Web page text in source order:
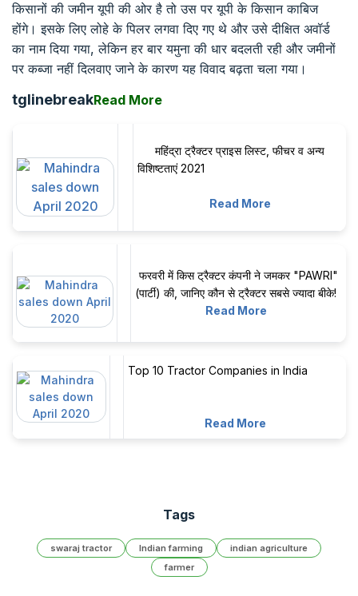
किसानों की जमीन यूपी की ओर है तो उस पर यूपी के किसान काबिज
होंगे। इसके लिए लोहे के पिलर लगवा दिए गए थे और उसे दीक्षित अवॉर्ड
का नाम दिया गया, लेकिन हर बार यमुना की धार बदलती रही और जमीनों
पर कब्जा नहीं दिलवाए जाने के कारण यह विवाद बढ़ता चला गया।
tglinebreakRead More
महिंद्रा ट्रैक्टर प्राइस लिस्ट, फीचर व अन्य
विशिष्टताएं 2021
Read More
फरवरी में किस ट्रैक्टर कंपनी ने जमकर "PAWRI"
(पार्टी) की, जानिए कौन से ट्रैक्टर सबसे ज्यादा बीके!
Read More
Top 10 Tractor Companies in India
Read More
Tags
swaraj tractor Indian farming
indian agriculture
farmer